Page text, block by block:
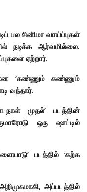
பல சினிமா வாய்ப்புகள்
நடிக்க ஆர்வமில்லை.
ஏற்றார்.
‘கண்ணும் கண்ணும்
வந்தார்.
முதல்’ படத்தின்
ஒரு ஷாட்டில்
படத்தில் ‘கற்க
அப்படத்தில்